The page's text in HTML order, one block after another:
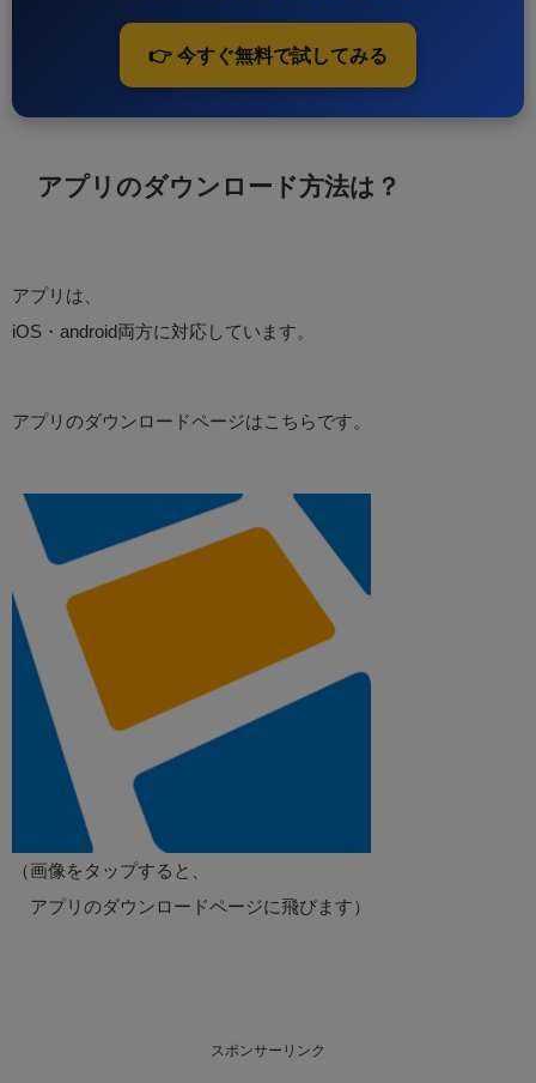
👉 今すぐ無料で試してみる
アプリのダウンロード方法は？
アプリは、
iOS・android両方に対応しています。
アプリのダウンロードページはこちらです。
（画像をタップすると、
アプリのダウンロードページに飛びます）
スポンサーリンク